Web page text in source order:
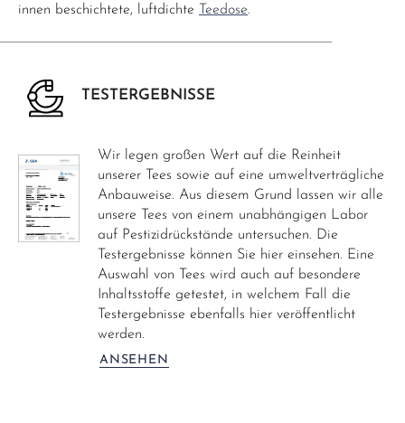
innen beschichtete, luftdichte
Teedose.
TESTERGEBNISSE
Wir legen großen Wert auf die Reinheit
unserer Tees sowie auf eine umweltverträgliche
Anbauweise. Aus diesem Grund lassen wir alle
unsere Tees von einem unabhängigen Labor
auf Pestizidrückstände untersuchen. Die
Testergebnisse können Sie hier einsehen. Eine
Auswahl von Tees wird auch auf besondere
Inhaltsstoffe getestet, in welchem Fall die
Testergebnisse ebenfalls hier veröffentlicht
werden.
ANSEHEN